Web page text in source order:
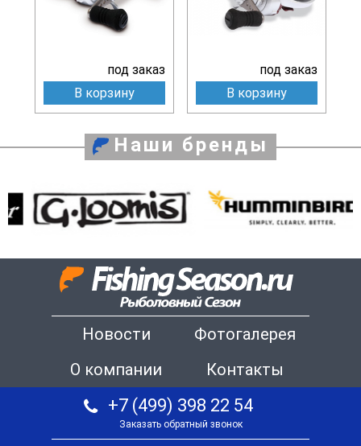
под заказ
В корзину
под заказ
В корзину
Наши бренды
Новости
Фотогалерея
О компании
Контакты
+7 (499) 398 22 54
Заказать обратный звонок